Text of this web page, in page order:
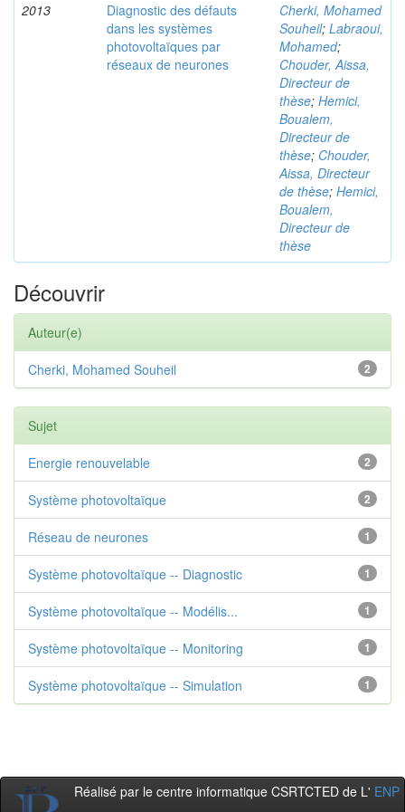
2013
Diagnostic des défauts
dans les systèmes
photovoltaïques par
réseaux de neurones
Cherki, Mohamed
Souheil; Labraoui,
Mohamed;
Chouder, Aissa,
Directeur de
thèse; Hemici,
Boualem,
Directeur de
thèse; Chouder,
Aissa, Directeur
de thèse; Hemici,
Boualem,
Directeur de
thèse
Découvrir
Auteur(e)
2
Cherki, Mohamed Souheil
Sujet
2
Energie renouvelable
2
Système photovoltaïque
1
Réseau de neurones
1
Système photovoltaïque -- Diagnostic
1
Système photovoltaïque -- Modélis...
1
Système photovoltaïque -- Monitoring
1
Système photovoltaïque -- Simulation
Réalisé par le centre informatique CSRTCTED de L' ENP